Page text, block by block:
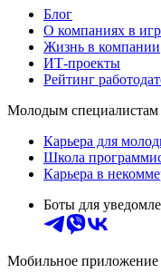
Блог
О компаниях в
Жизнь в компании
ИТ-проекты
Рейтинг
Молодым специалистам
Карьера для
Школа
Карьера в
Боты для
Мобильное приложение